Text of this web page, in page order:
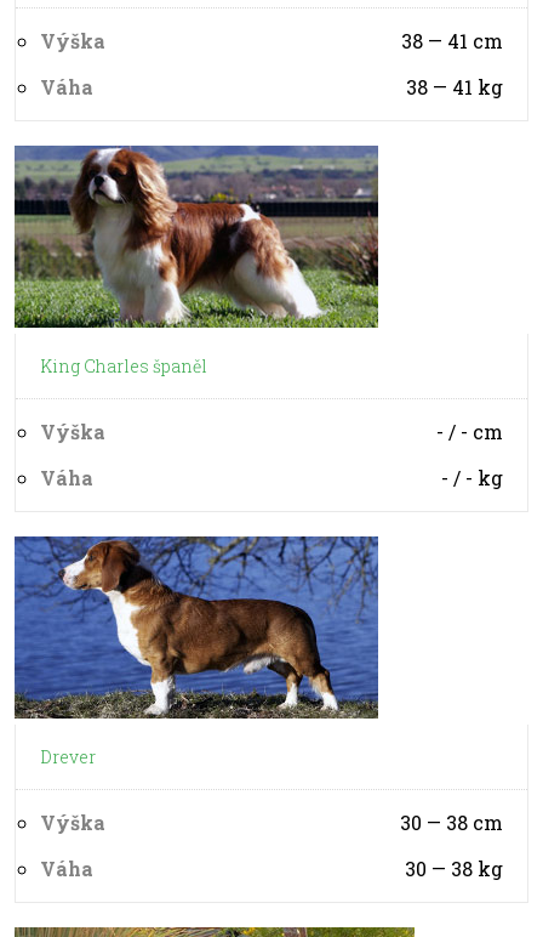
Výška 38 — 41 cm
Váha
38 — 41 kg
King Charles španěl
Výška - / - cm
Váha
- / - kg
Drever
Výška 30 — 38 cm
Váha
30 — 38 kg